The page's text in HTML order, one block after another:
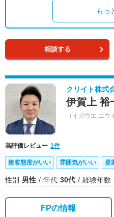
もっ
相談する
クリイト株式
伊賀上 裕
（イガウエ ユウ
高評価レビュー 1件
接客態度がいい 雰囲気がいい 提
性別 男性 年代 30代 経験年数
FPの情報